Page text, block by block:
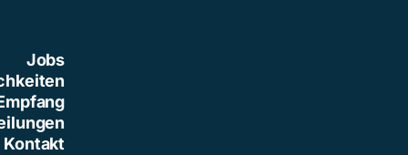
Jobs
Kontakt